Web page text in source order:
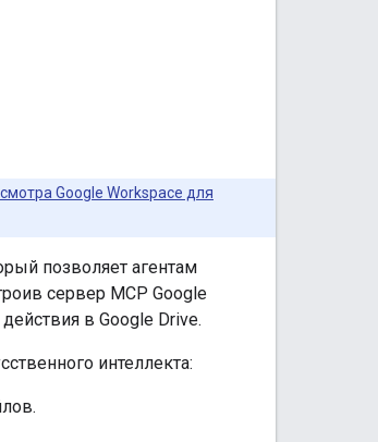
Google Workspace для
позволяет агентам
сервер MCP Google
в Google Drive.
интеллекта: